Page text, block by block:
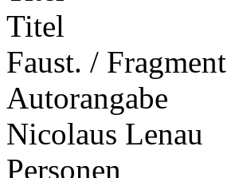
Titel
Faust. / Fragment
Autorangabe
Nicolaus Lenau
Personen